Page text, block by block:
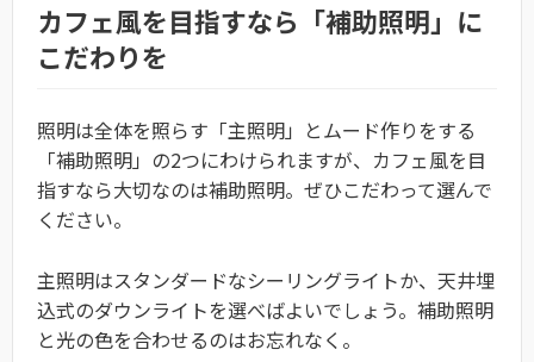
カフェ風を目指すなら「補助照明」に
こだわりを
照明は全体を照らす「主照明」とムード作りをする
「補助照明」の2つにわけられますが、カフェ風を目
指すなら大切なのは補助照明。ぜひこだわって選んで
ください。
主照明はスタンダードなシーリングライトか、天井埋
込式のダウンライトを選べばよいでしょう。補助照明
と光の色を合わせるのはお忘れなく。